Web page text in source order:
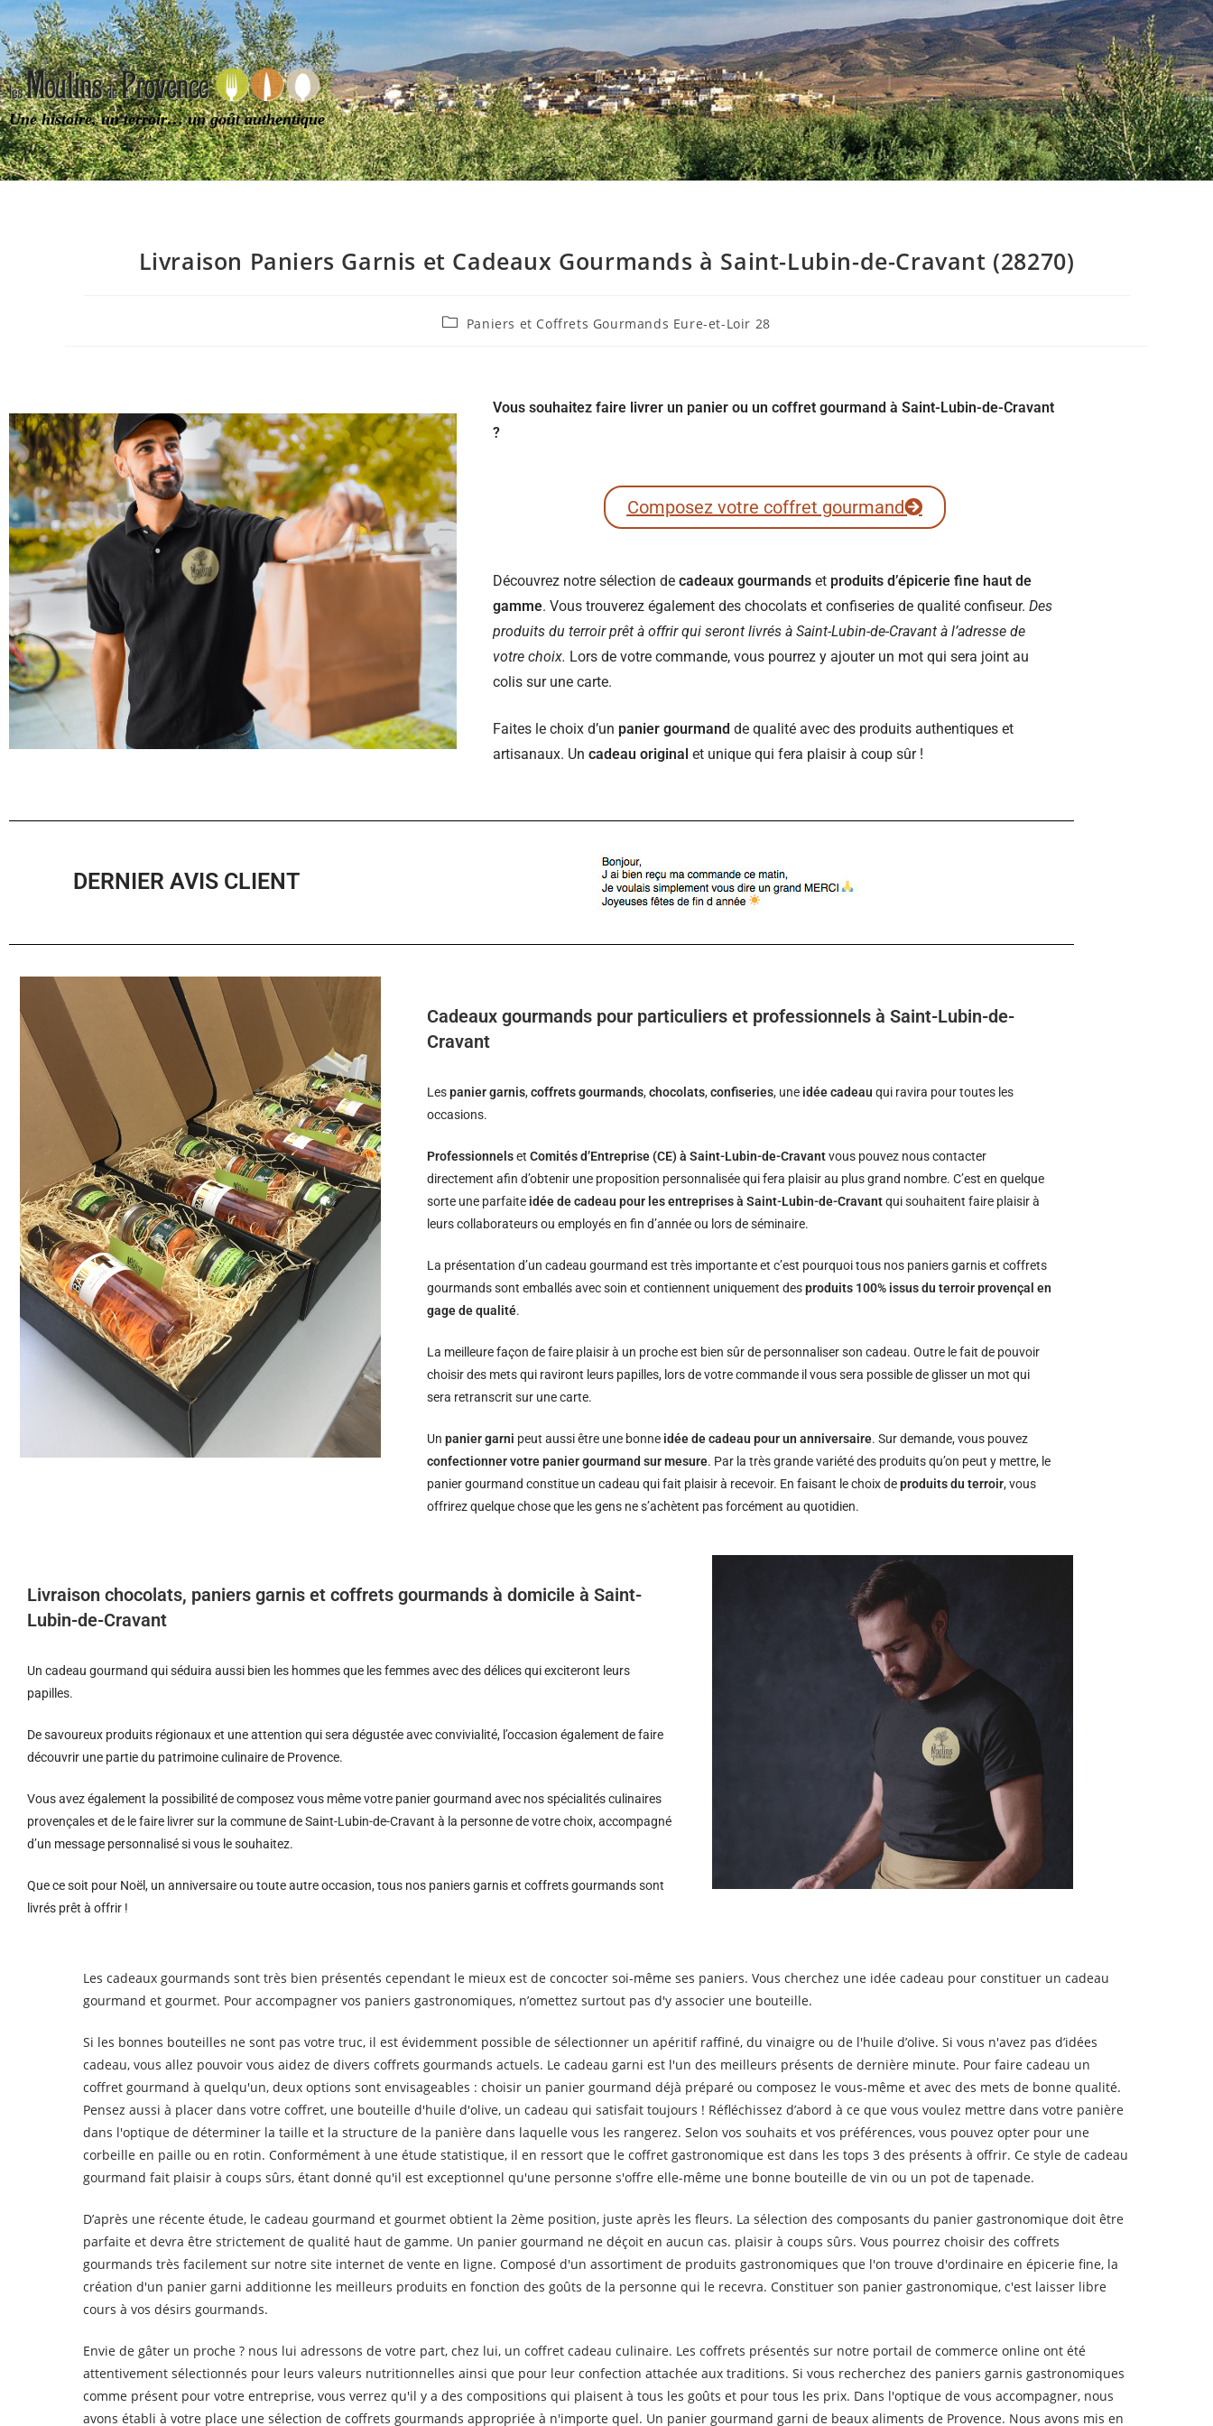
Une histoire, un terroir… un goût authentique
Livraison Paniers Garnis et Cadeaux Gourmands à Saint-Lubin-de-Cravant (28270)
Paniers et Coffrets Gourmands Eure-et-Loir 28
Vous souhaitez faire livrer un panier ou un coffret gourmand à Saint-Lubin-de-Cravant
?
Composez votre coffret gourmand
Découvrez notre sélection de cadeaux gourmands et produits d’épicerie fine haut de
gamme. Vous trouverez également des chocolats et confiseries de qualité confiseur. Des
produits du terroir prêt à offrir qui seront livrés à Saint-Lubin-de-Cravant à l’adresse de
votre choix. Lors de votre commande, vous pourrez y ajouter un mot qui sera joint au
colis sur une carte.
Faites le choix d’un panier gourmand de qualité avec des produits authentiques et
artisanaux. Un cadeau original et unique qui fera plaisir à coup sûr !
DERNIER AVIS CLIENT
Cadeaux gourmands pour particuliers et professionnels à Saint-Lubin-de-
Cravant
Lespanier garnis,coffrets gourmands,chocolats,confiseries, une idée cadeau qui ravira pour toutes les
occasions.
ProfessionnelsetComités d’Entreprise (CE) à Saint-Lubin-de-Cravantvous pouvez nous contacter
directement afin d’obtenir une proposition personnalisée qui fera plaisir au plus grand nombre. C’est en quelque
sorte une parfaite idée de cadeau pour les entreprises à Saint-Lubin-de-Cravantqui souhaitent faire plaisir à
leurs collaborateurs ou employés en fin d’année ou lors de séminaire.
La présentation d’un cadeau gourmand est très importante et c’est pourquoi tous nos paniers garnis et coffrets
gourmands sont emballés avec soin et contiennent uniquement desproduits 100% issus du terroir provençal en
gage de qualité.
La meilleure façon de faire plaisir à un proche est bien sûr de personnaliser son cadeau. Outre le fait de pouvoir
choisir des mets qui raviront leurs papilles, lors de votre commande il vous sera possible de glisser un mot qui
sera retranscrit sur une carte.
Unpanier garni peut aussi être une bonne idée de cadeau pour un anniversaire. Sur demande, vous pouvez
confectionner votre panier gourmand sur mesure. Par la très grande variété des produits qu’on peut y mettre, le
panier gourmand constitue un cadeau qui fait plaisir à recevoir. En faisant le choix deproduits du terroir, vous
offrirez quelque chose que les gens ne s’achètent pas forcément au quotidien.
Livraison chocolats, paniers garnis et coffrets gourmands à domicile à Saint-
Lubin-de-Cravant
Un cadeau gourmand qui séduira aussi bien les hommes que les femmes avec des délices qui exciteront leurs
papilles.
De savoureux produits régionaux et une attention qui sera dégustée avec convivialité, l’occasion également de faire
découvrir une partie du patrimoine culinaire de Provence.
Vous avez également la possibilité de composez vous même votre panier gourmand avec nos spécialités culinaires
provençales et de le faire livrer sur la commune de Saint-Lubin-de-Cravant à la personne de votre choix, accompagné
d’un message personnalisé si vous le souhaitez.
Que ce soit pour Noël, un anniversaire ou toute autre occasion, tous nos paniers garnis et coffrets gourmands sont
livrés prêt à offrir !
Les cadeaux gourmands sont très bien présentés cependant le mieux est de concocter soi-même ses paniers. Vous cherchez une idée cadeau pour constituer un cadeau
gourmand et gourmet. Pour accompagner vos paniers gastronomiques, n’omettez surtout pas d'y associer une bouteille.
Si les bonnes bouteilles ne sont pas votre truc, il est évidemment possible de sélectionner un apéritif raffiné, du vinaigre ou de l'huile d’olive. Si vous n'avez pas d’idées
cadeau, vous allez pouvoir vous aidez de divers coffrets gourmands actuels. Le cadeau garni est l'un des meilleurs présents de dernière minute. Pour faire cadeau un
coffret gourmand à quelqu'un, deux options sont envisageables : choisir un panier gourmand déjà préparé ou composez le vous-même et avec des mets de bonne qualité.
Pensez aussi à placer dans votre coffret, une bouteille d'huile d'olive, un cadeau qui satisfait toujours ! Réfléchissez d’abord à ce que vous voulez mettre dans votre panière
dans l'optique de déterminer la taille et la structure de la panière dans laquelle vous les rangerez. Selon vos souhaits et vos préférences, vous pouvez opter pour une
corbeille en paille ou en rotin. Conformément à une étude statistique, il en ressort que le coffret gastronomique est dans les tops 3 des présents à offrir. Ce style de cadeau
gourmand fait plaisir à coups sûrs, étant donné qu'il est exceptionnel qu'une personne s'offre elle-même une bonne bouteille de vin ou un pot de tapenade.
D’après une récente étude, le cadeau gourmand et gourmet obtient la 2ème position, juste après les fleurs. La sélection des composants du panier gastronomique doit être
parfaite et devra être strictement de qualité haut de gamme. Un panier gourmand ne déçoit en aucun cas. plaisir à coups sûrs. Vous pourrez choisir des coffrets
gourmands très facilement sur notre site internet de vente en ligne. Composé d'un assortiment de produits gastronomiques que l'on trouve d'ordinaire en épicerie fine, la
création d'un panier garni additionne les meilleurs produits en fonction des goûts de la personne qui le recevra. Constituer son panier gastronomique, c'est laisser libre
cours à vos désirs gourmands.
Envie de gâter un proche ? nous lui adressons de votre part, chez lui, un coffret cadeau culinaire. Les coffrets présentés sur notre portail de commerce online ont été
attentivement sélectionnés pour leurs valeurs nutritionnelles ainsi que pour leur confection attachée aux traditions. Si vous recherchez des paniers garnis gastronomiques
comme présent pour votre entreprise, vous verrez qu'il y a des compositions qui plaisent à tous les goûts et pour tous les prix. Dans l'optique de vous accompagner, nous
avons établi à votre place une sélection de coffrets gourmands appropriée à n'importe quel. Un panier gourmand garni de beaux aliments de Provence. Nous avons mis en